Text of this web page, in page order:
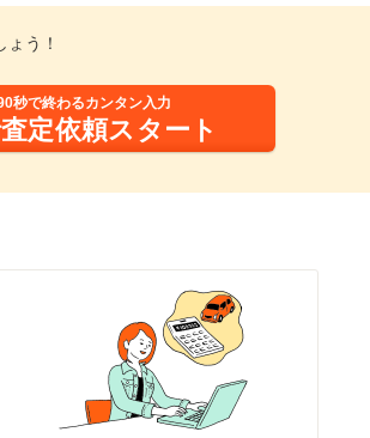
う！
秒で終わるカンタン入力
定依頼スタート